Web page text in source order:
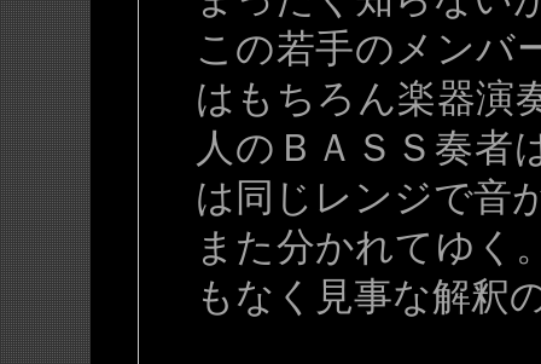
この若手のメンバ
はもちろん楽器演
人のＢＡＳＳ奏者
は同じレンジで音
また分かれてゆく
もなく見事な解